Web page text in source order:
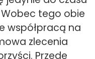
tego obie
współpracą na
zlecenia
Przede